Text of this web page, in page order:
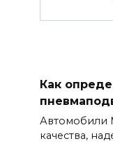
Как
Автомобили
качества,